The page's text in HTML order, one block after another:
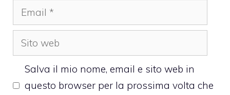
Email
Sito
web
Salva il mio nome, email e sito web in
questo browser per la prossima volta che